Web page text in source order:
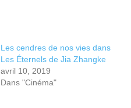
Les cendres de nos vies dans
Les Éternels de Jia Zhangke
avril 10, 2019
Dans "Cinéma"